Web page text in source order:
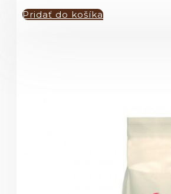
Pridať do košíka